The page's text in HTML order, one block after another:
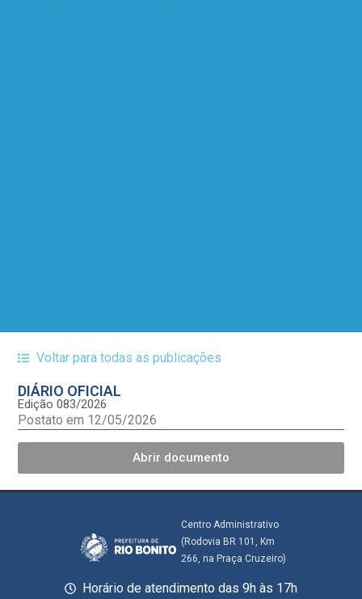
Voltar para todas as publicações
DIÁRIO OFICIAL
Edição 083/2026
Postato em 12/05/2026
Abrir documento
Centro Administrativo
(Rodovia BR 101, Km
266, na Praça Cruzeiro)
Horário de atendimento das 9h às 17h